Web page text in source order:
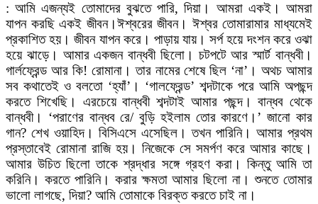
: আমি এজন্যই তোমাদের বুঝতে পারি, দিয়া। আমরা একই। আমরা
যাপন করছি একই জীবন।ঈশ্বরের জীবন। ঈশ্বর তোমারামার মাধ্যমেই
প্রকাশিত হয়। জীবন যাপন করে। পাড়ায় যায়। সর্প হয়ে দংশন করে ওঝা
হয়ে ঝাড়ে। আমার একজন বান্ধবী ছিলো। চটপটে আর স্মার্ট বান্ধবী।
গার্লফ্রেন্ড আর কি! রোমানা। তার নামের শেষে ছিল ‘না’। অথচ আমার
সব কথাতেই ও বলতো ‘হ্যাঁ’। ‘গালফ্রেন্ড’ শব্দটাকে পরে আমি অপছন্দ
করতে শিখেছি। এরচেয়ে বান্ধবী শব্দটাই আমার পছন্দ। বান্ধব থেকে
বান্ধবী। ‘পরাণের বান্ধব রে/ বুড়ি হইলাম তোর কারণে।’ জানো কার
গান? শেখ ওয়াহিদ। বিসিএসে এসেছিল। তখন পারিনি। আমার প্রথম
প্রস্তাবেই রোমানা রাজি হয়। নিজেকে সে সমর্পণ করে আমার কাছে।
আমার উচিত ছিলো তাকে শ্রদ্ধার সঙ্গে গ্রহণ করা। কিন্তু আমি তা
করিনি। করতে পারিনি। করার ক্ষমতা আমার ছিলো না। শুনতে তোমার
ভালো লাগছে, দিয়া? আমি তোমাকে বিরক্ত করতে চাই না।